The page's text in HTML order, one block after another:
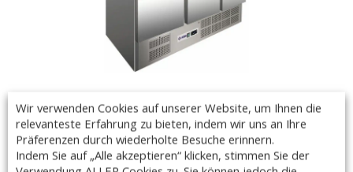
€ 1.143,00
€ 1.371,60inkl. MwSt.)
Wir verwenden Cookies auf unserer Website, um Ihnen die
relevanteste Erfahrung zu bieten, indem wir uns an Ihre
Präferenzen durch wiederholte Besuche erinnern.
Indem Sie auf „Alle akzeptieren“ klicken, stimmen Sie der